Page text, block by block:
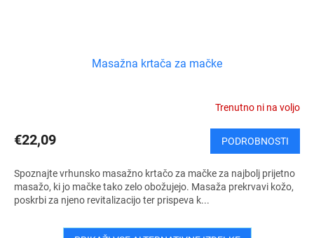
Masažna krtača za mačke
Trenutno ni na voljo
€22,09 PODROBNOSTI
Spoznajte vrhunsko masažno krtačo za mačke za najbolj prijetno
masažo, ki jo mačke tako zelo obožujejo. Masaža prekrvavi kožo,
poskrbi za njeno revitalizacijo ter prispeva k...